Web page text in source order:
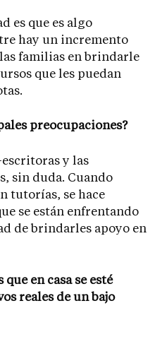
es que es algo
hay un incremento
familias en brindarle
que les puedan
preocupaciones?
y las
sin duda. Cuando
tutorías, se hace
se están enfrentando
de brindarles apoyo en
que en casa se esté
reales de un bajo